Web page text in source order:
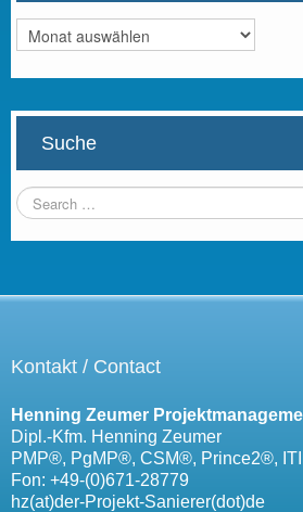
Archiv
Suche
Kontakt / Contact
Henning Zeumer
Dipl.-Kfm. Henning Zeumer
PMP®, PgMP®, CSM®, Prince2®,
Fon: +49-(0)671-28779
hz(at)der-Projekt-Sanierer(dot)de